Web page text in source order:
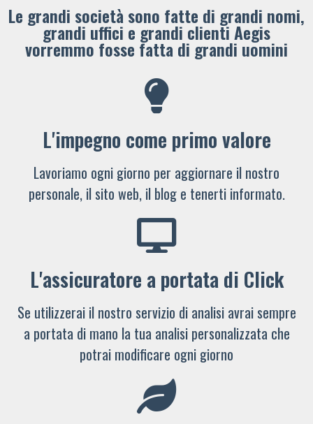
Le grandi società sono fatte di grandi nomi,
grandi uffici e grandi clienti ​Aegis
vorremmo fosse fatta di grandi uomini
L'impegno come primo valore
Lavoriamo ogni giorno per aggiornare il nostro
personale, il sito web, il blog e tenerti informato.
L'assicuratore a portata di Click
Se utilizzerai il nostro servizio di analisi avrai sempre
a portata di mano la tua analisi personalizzata che
potrai modificare ogni giorno